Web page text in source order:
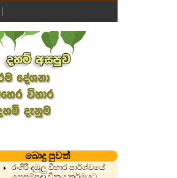
|
බොදු පුවත්
රංගිරි දඹුලු විහාර පාර්ශ්වයේ